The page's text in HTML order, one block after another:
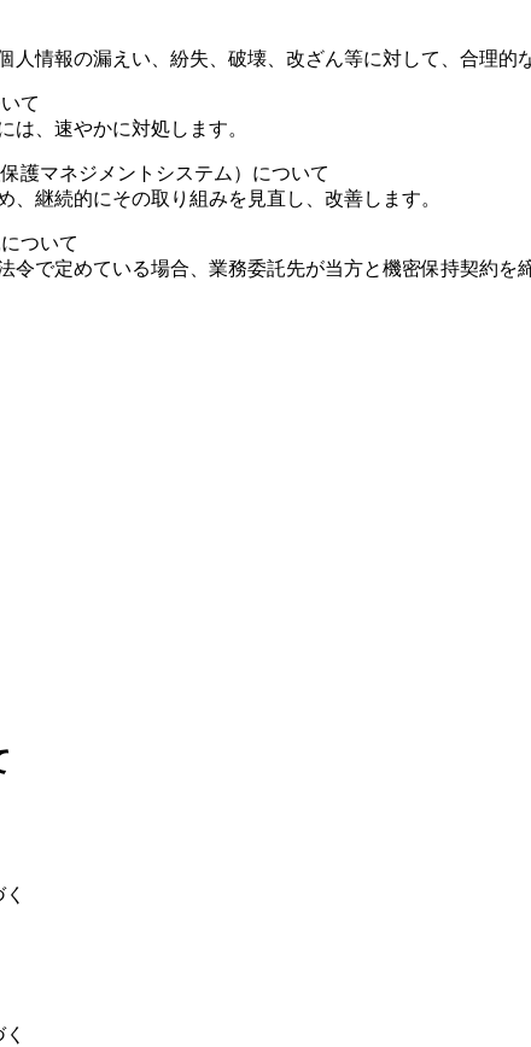
人情報の漏えい、紛失、破壊、改ざん等に対して、合理的
て
は、速やかに対処します。
護マネジメントシステム）について
、継続的にその取り組みを見直し、改善します。
ついて
令で定めている場合、業務委託先が当方と機密保持契約